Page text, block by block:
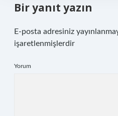
Bir yanıt yazın
E-posta adresiniz
işaretlenmişlerdir
Yorum